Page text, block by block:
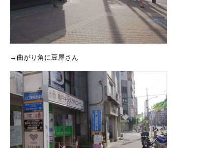
→曲がり角に豆屋さん